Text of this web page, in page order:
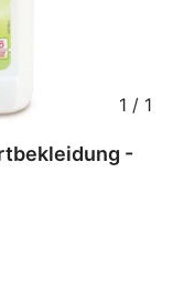
1 / 1
-